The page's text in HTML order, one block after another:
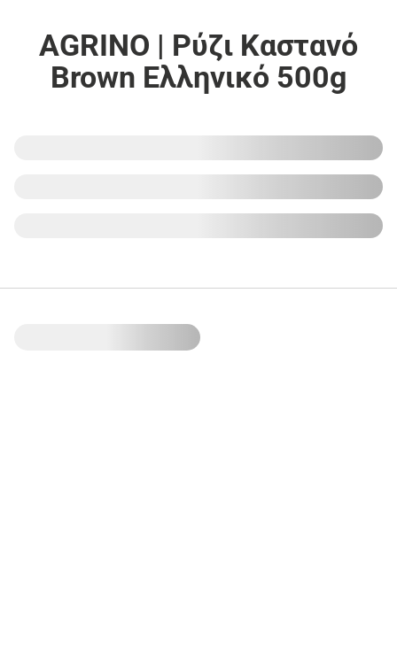
AGRINO | Ρύζι Καστανό
Brown Ελληνικό 500g